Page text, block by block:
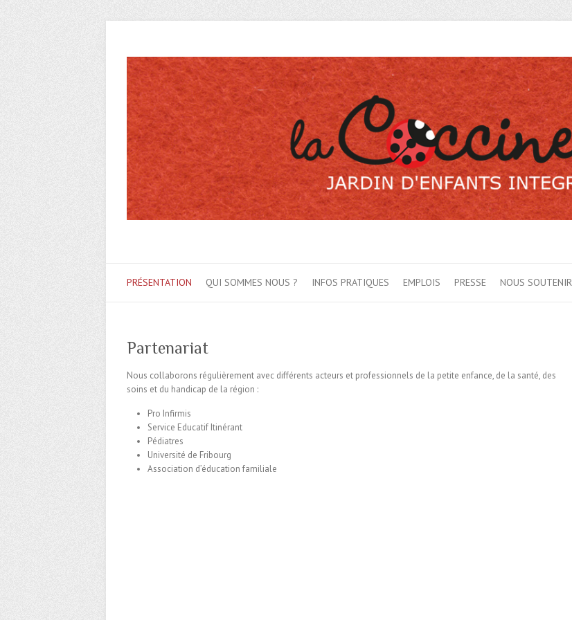
PRÉSENTATION QUI SOMMES NOUS ? INFOS PRATIQUES EMPLOIS PRESSE NOUS SOUTENIR
Partenariat
Nous collaborons régulièrement avec différents acteurs et professionnels de la petite enfance, de la santé, des
soins et du handicap de la région :
Pro Infirmis
Service Educatif Itinérant
Pédiatres
Université de Fribourg
Association d’éducation familiale